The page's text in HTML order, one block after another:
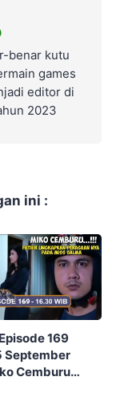
benar kutu
games
editor di
2023
ini :
169
September
Cemburu